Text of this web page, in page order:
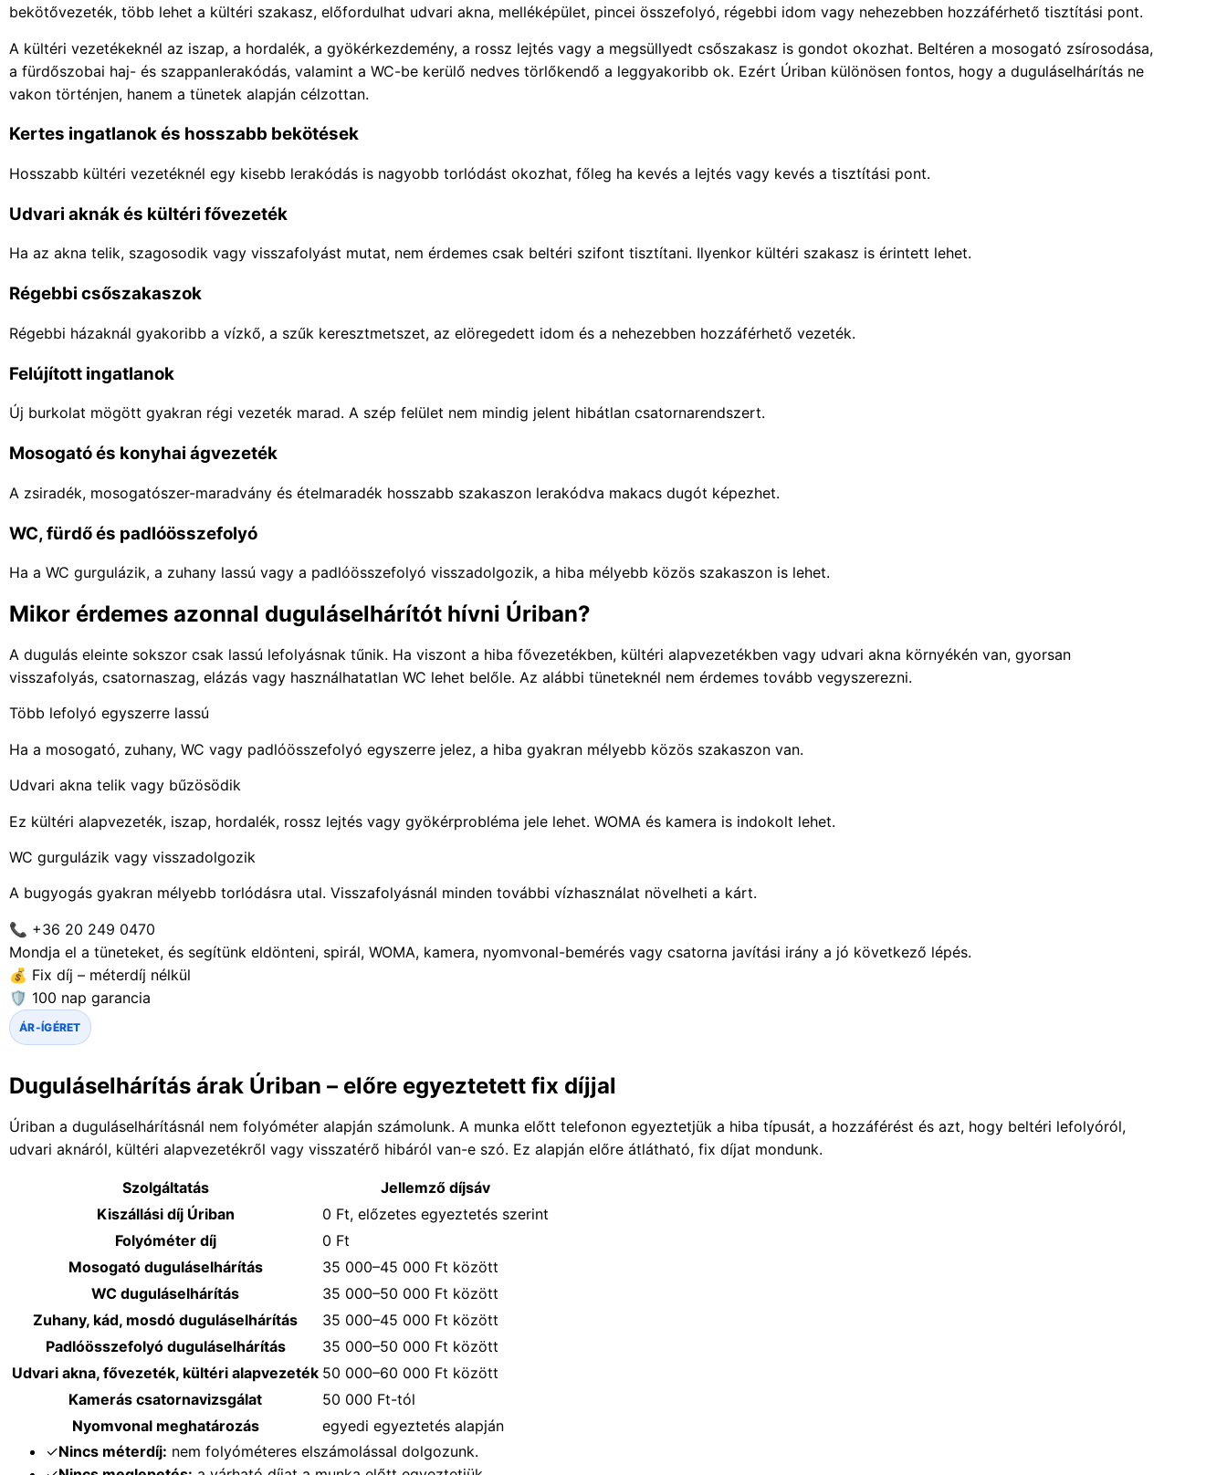
bekötővezeték, több lehet a kültéri szakasz, előfordulhat udvari akna, melléképület, pincei összefolyó, régebbi idom vagy nehezebben hozzáférhető tisztítási pont.
A kültéri vezetékeknél az iszap, a hordalék, a gyökérkezdemény, a rossz lejtés vagy a megsüllyedt csőszakasz is gondot okozhat. Beltéren a mosogató zsírosodása,
a fürdőszobai haj- és szappanlerakódás, valamint a WC-be kerülő nedves törlőkendő a leggyakoribb ok. Ezért Úriban különösen fontos, hogy a duguláselhárítás ne
vakon történjen, hanem a tünetek alapján célzottan.
Kertes ingatlanok és hosszabb bekötések
Hosszabb kültéri vezetéknél egy kisebb lerakódás is nagyobb torlódást okozhat, főleg ha kevés a lejtés vagy kevés a tisztítási pont.
Udvari aknák és kültéri fővezeték
Ha az akna telik, szagosodik vagy visszafolyást mutat, nem érdemes csak beltéri szifont tisztítani. Ilyenkor kültéri szakasz is érintett lehet.
Régebbi csőszakaszok
Régebbi házaknál gyakoribb a vízkő, a szűk keresztmetszet, az elöregedett idom és a nehezebben hozzáférhető vezeték.
Felújított ingatlanok
Új burkolat mögött gyakran régi vezeték marad. A szép felület nem mindig jelent hibátlan csatornarendszert.
Mosogató és konyhai ágvezeték
A zsiradék, mosogatószer-maradvány és ételmaradék hosszabb szakaszon lerakódva makacs dugót képezhet.
WC, fürdő és padlóösszefolyó
Ha a WC gurgulázik, a zuhany lassú vagy a padlóösszefolyó visszadolgozik, a hiba mélyebb közös szakaszon is lehet.
Mikor érdemes azonnal duguláselhárítót hívni Úriban?
A dugulás eleinte sokszor csak lassú lefolyásnak tűnik. Ha viszont a hiba fővezetékben, kültéri alapvezetékben vagy udvari akna környékén van, gyorsan
visszafolyás, csatornaszag, elázás vagy használhatatlan WC lehet belőle. Az alábbi tüneteknél nem érdemes tovább vegyszerezni.
Több lefolyó egyszerre lassú
Ha a mosogató, zuhany, WC vagy padlóösszefolyó egyszerre jelez, a hiba gyakran mélyebb közös szakaszon van.
Udvari akna telik vagy bűzösödik
Ez kültéri alapvezeték, iszap, hordalék, rossz lejtés vagy gyökérprobléma jele lehet. WOMA és kamera is indokolt lehet.
WC gurgulázik vagy visszadolgozik
A bugyogás gyakran mélyebb torlódásra utal. Visszafolyásnál minden további vízhasználat növelheti a kárt.
📞 +36 20 249 0470
Mondja el a tüneteket, és segítünk eldönteni, spirál, WOMA, kamera, nyomvonal-bemérés vagy csatorna javítási irány a jó következő lépés.
💰 Fix díj – méterdíj nélkül
🛡️ 100 nap garancia
ÁR-ÍGÉRET
Duguláselhárítás árak Úriban – előre egyeztetett fix díjjal
Úriban a duguláselhárításnál nem folyóméter alapján számolunk. A munka előtt telefonon egyeztetjük a hiba típusát, a hozzáférést és azt, hogy beltéri lefolyóról,
udvari aknáról, kültéri alapvezetékről vagy visszatérő hibáról van-e szó. Ez alapján előre átlátható, fix díjat mondunk.
Szolgáltatás
Jellemző díjsáv
Kiszállási díj Úriban
0 Ft, előzetes egyeztetés szerint
Folyóméter díj
0 Ft
Mosogató duguláselhárítás
35 000–45 000 Ft között
WC duguláselhárítás
35 000–50 000 Ft között
Zuhany, kád, mosdó duguláselhárítás
35 000–45 000 Ft között
Padlóösszefolyó duguláselhárítás
35 000–50 000 Ft között
Udvari akna, fővezeték, kültéri alapvezeték 50 000–60 000 Ft között
Kamerás csatornavizsgálat
50 000 Ft-tól
Nyomvonal meghatározás
egyedi egyeztetés alapján
✓Nincs méterdíj: nem folyóméteres elszámolással dolgozunk.